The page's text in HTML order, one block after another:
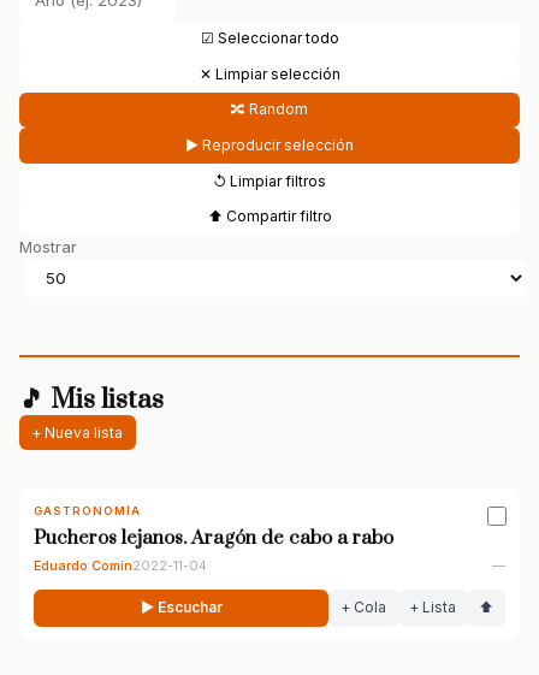
☑ Seleccionar todo
✕ Limpiar selección
🔀 Random
▶ Reproducir selección
↺ Limpiar filtros
⬆ Compartir filtro
Mostrar
🎵 Mis listas
+ Nueva lista
GASTRONOMÍA
Pucheros lejanos. Aragón de cabo a rabo
Eduardo Comín2022-11-04 —
▶ Escuchar + Cola + Lista ⬆